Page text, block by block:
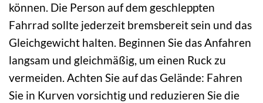
können. Die Person auf dem geschleppten
Fahrrad sollte jederzeit bremsbereit sein und das
Gleichgewicht halten. Beginnen Sie das Anfahren
langsam und gleichmäßig, um einen Ruck zu
vermeiden. Achten Sie auf das Gelände: Fahren
Sie in Kurven vorsichtig und reduzieren Sie die